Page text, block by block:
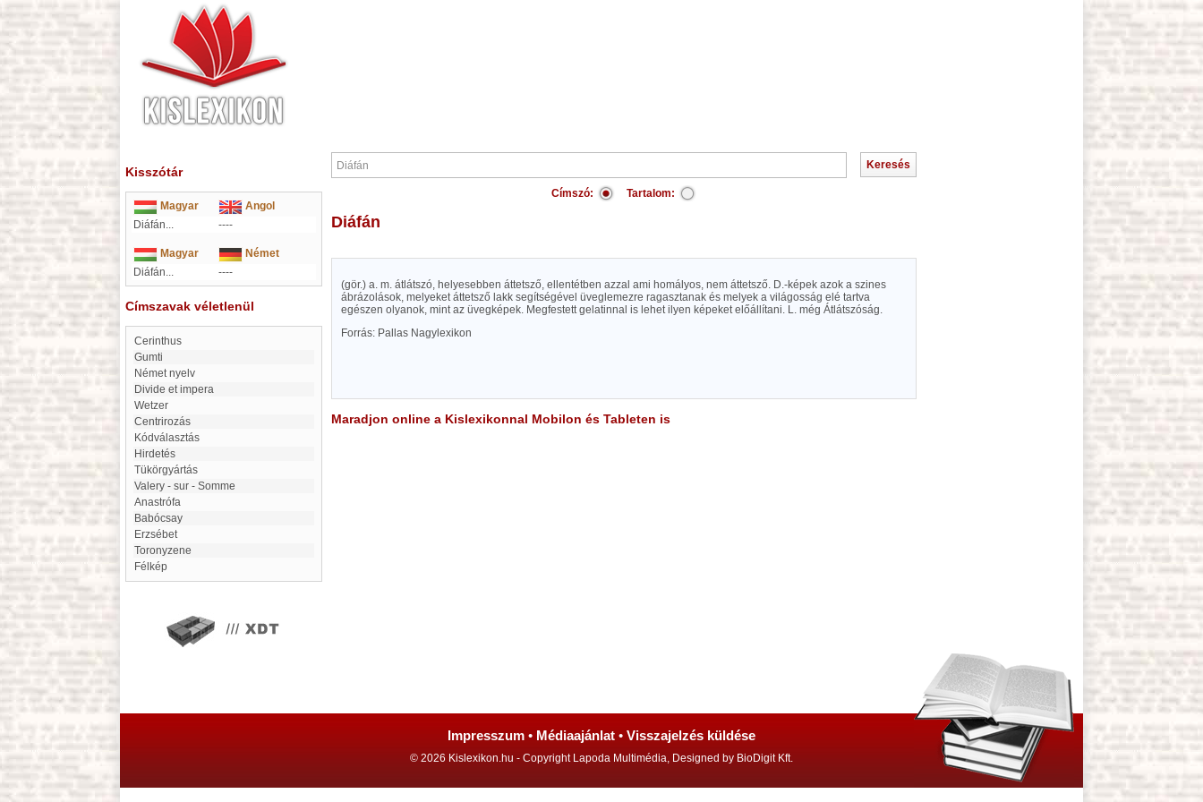
Kisszótár
Magyar
Angol
Diáfán...
----
Magyar
Német
Diáfán...
----
Címszavak véletlenül
Cerinthus
Gumti
Német nyelv
Divide et impera
Wetzer
centrirozás
kódválasztás
Hirdetés
Tükörgyártás
Valery - sur - Somme
anastrófa
Babócsay
Erzsébet
toronyzene
félkép
Címszó: Tartalom:
Diáfán
(gör.) a. m. átlátszó, helyesebben áttetsző, ellentétben azzal ami homályos, nem áttetsző. D.-képek azok a szines
ábrázolások, melyeket áttetsző lakk segítségével üveglemezre ragasztanak és melyek a világosság elé tartva
egészen olyanok, mint az üvegképek. Megfestett gelatinnal is lehet ilyen képeket előállítani. L. még Átlátszóság.
Forrás: Pallas Nagylexikon
Maradjon online a Kislexikonnal Mobilon és Tableten is
Impresszum • Médiaajánlat • Visszajelzés küldése
© 2026 Kislexikon.hu - Copyright Lapoda Multimédia, Designed by BioDigit Kft.